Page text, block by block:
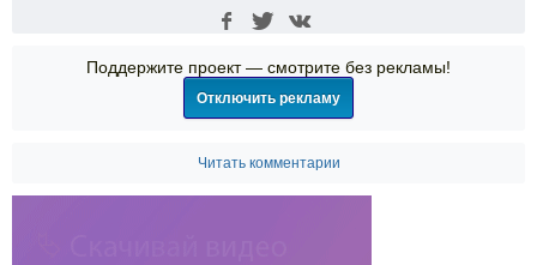
Поддержите проект — смотрите без рекламы!
Отключить рекламу
Читать комментарии